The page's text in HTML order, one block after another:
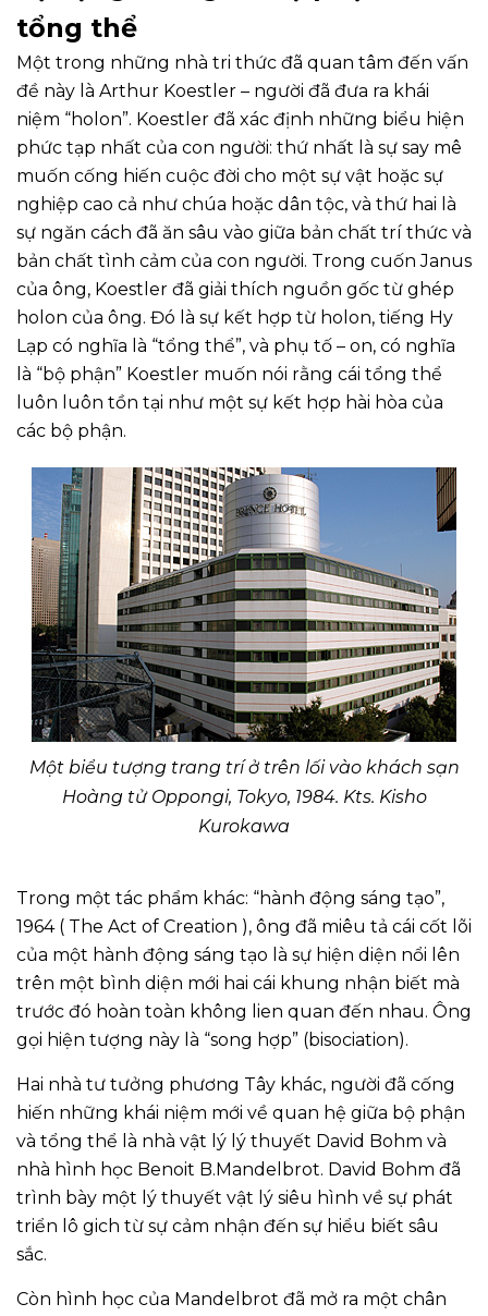
tổng thể
Một trong những nhà tri thức đã quan tâm đến vấn
đề này là Arthur Koestler – người đã đưa ra khái
niệm “holon”. Koestler đã xác định những biểu hiện
phức tạp nhất của con người: thứ nhất là sự say mê
muốn cống hiến cuộc đời cho một sự vật hoặc sự
nghiệp cao cả như chúa hoặc dân tộc, và thứ hai là
sự ngăn cách đã ăn sâu vào giữa bản chất trí thức và
bản chất tình cảm của con người. Trong cuốn Janus
của ông, Koestler đã giải thích nguồn gốc từ ghép
holon của ông. Đó là sự kết hợp từ holon, tiếng Hy
Lạp có nghĩa là “tổng thể”, và phụ tố – on, có nghĩa
là “bộ phận” Koestler muốn nói rằng cái tổng thể
luôn luôn tồn tại như một sự kết hợp hài hòa của
các bộ phận.
Một biểu tượng trang trí ở trên lối vào khách sạn
Hoàng tử Oppongi, Tokyo, 1984. Kts. Kisho
Kurokawa
Trong một tác phẩm khác: “hành động sáng tạo”,
1964 ( The Act of Creation ), ông đã miêu tả cái cốt lõi
của một hành động sáng tạo là sự hiện diện nổi lên
trên một bình diện mới hai cái khung nhận biết mà
trước đó hoàn toàn không lien quan đến nhau. Ông
gọi hiện tượng này là “song hợp” (bisociation).
Hai nhà tư tưởng phương Tây khác, người đã cống
hiến những khái niệm mới về quan hệ giữa bộ phận
và tổng thể là nhà vật lý lý thuyết David Bohm và
nhà hình học Benoit B.Mandelbrot. David Bohm đã
trình bày một lý thuyết vật lý siêu hình về sự phát
triển lô gich từ sự cảm nhận đến sự hiểu biết sâu
sắc.
Còn hình học của Mandelbrot đã mở ra một chân